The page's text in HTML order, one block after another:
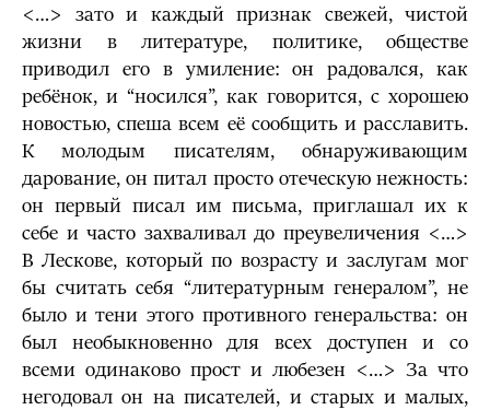
<…> зато и каждый признак свежей, чистой
жизни в литературе, политике, обществе
приводил его в умиление: он радовался, как
ребёнок, и “носился”, как говорится, с хорошею
новостью, спеша всем её сообщить и расславить.
К молодым писателям, обнаруживающим
дарование, он питал просто отеческую нежность:
он первый писал им письма, приглашал их к
себе и часто захваливал до преувеличения <…>
В Лескове, который по возрасту и заслугам мог
бы считать себя “литературным генералом”, не
было и тени этого противного генеральства: он
был необыкновенно для всех доступен и со
всеми одинаково прост и любезен <…> За что
негодовал он на писателей, и старых и малых,